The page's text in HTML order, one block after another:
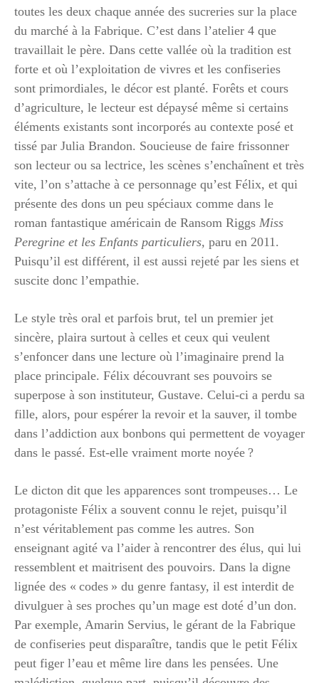
toutes les deux chaque année des sucreries sur la place
du marché à la Fabrique. C’est dans l’atelier 4 que
travaillait le père. Dans cette vallée où la tradition est
forte et où l’exploitation de vivres et les confiseries
sont primordiales, le décor est planté. Forêts et cours
d’agriculture, le lecteur est dépaysé même si certains
éléments existants sont incorporés au contexte posé et
tissé par Julia Brandon. Soucieuse de faire frissonner
son lecteur ou sa lectrice, les scènes s’enchaînent et très
vite, l’on s’attache à ce personnage qu’est Félix, et qui
présente des dons un peu spéciaux comme dans le
roman fantastique américain de Ransom Riggs Miss
Peregrine et les Enfants particuliers, paru en 2011.
Puisqu’il est différent, il est aussi rejeté par les siens et
suscite donc l’empathie.
Le style très oral et parfois brut, tel un premier jet
sincère, plaira surtout à celles et ceux qui veulent
s’enfoncer dans une lecture où l’imaginaire prend la
place principale. Félix découvrant ses pouvoirs se
superpose à son instituteur, Gustave. Celui-ci a perdu sa
fille, alors, pour espérer la revoir et la sauver, il tombe
dans l’addiction aux bonbons qui permettent de voyager
dans le passé. Est-elle vraiment morte noyée ?
Le dicton dit que les apparences sont trompeuses… Le
protagoniste Félix a souvent connu le rejet, puisqu’il
n’est véritablement pas comme les autres. Son
enseignant agité va l’aider à rencontrer des élus, qui lui
ressemblent et maitrisent des pouvoirs. Dans la digne
lignée des « codes » du genre fantasy, il est interdit de
divulguer à ses proches qu’un mage est doté d’un don.
Par exemple, Amarin Servius, le gérant de la Fabrique
de confiseries peut disparaître, tandis que le petit Félix
peut figer l’eau et même lire dans les pensées. Une